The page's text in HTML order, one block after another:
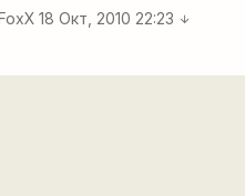
18 Окт, 2010 22:23 arrow_downward